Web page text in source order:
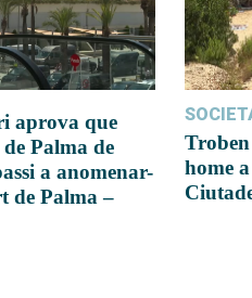
aprova que
Palma de
a anomenar-
de Palma –
home